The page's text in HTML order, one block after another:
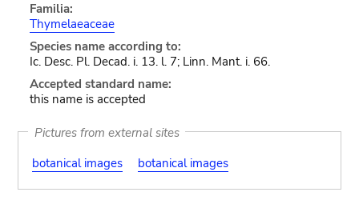
Familia:
Thymelaeaceae
Species name according to:
Ic. Desc. Pl. Decad. i. 13. l. 7; Linn. Mant. i. 66.
Accepted standard name:
this name is accepted
Pictures from external sites
botanical images
botanical images